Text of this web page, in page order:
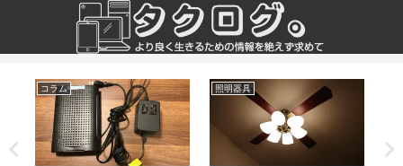
コラム 照明器具